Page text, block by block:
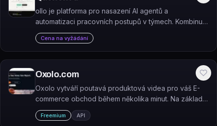
ollo je platforma pro nasazení AI agentů a
automatizaci pracovních postupů v týmech. Kombinuje
znalostní základnu organizace s AI asistenty
přístupnými přímo v existujících systémech.
Cena na vyžádání
Oxolo.com
Oxolo vytváří poutavá produktová videa pro váš E-
commerce obchod během několika minut. Na základě
informací o URL vašeho produktu generuje jejich
technologie umělé inteligence produktová videa,
Freemium API